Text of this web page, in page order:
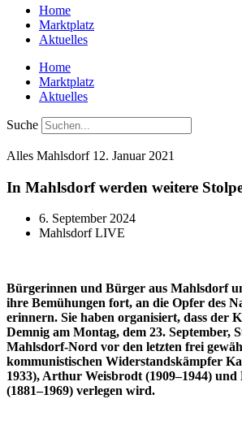
Home
Marktplatz
Aktuelles
Home
Marktplatz
Aktuelles
Suche
Alles Mahlsdorf 12. Januar 2021
In Mahlsdorf werden weitere
6. September 2024
Mahlsdorf LIVE
Bürgerinnen und Bürger aus Mahlsdorf
ihre Bemühungen fort, an die Opfer des
erinnern. Sie haben organisiert, dass der
Demnig am Montag, dem 23. September,
Mahlsdorf-Nord vor den letzten frei
kommunistischen Widerstandskämpfer
1933), Arthur Weisbrodt (1909–1944)
(1881–1969) verlegen wird.